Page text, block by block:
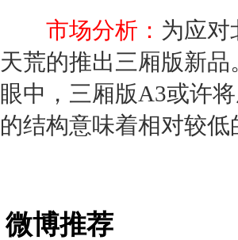
市场分析： 为应对
天荒的推出三厢版新
眼中，三厢版A3或许
的结构意味着相对较低
微博推荐